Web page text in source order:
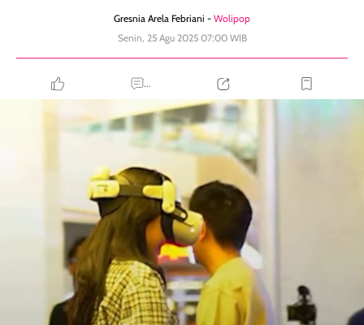
Gresnia Arela Febriani - Wolipop
Senin, 25 Agu 2025 07:00 WIB
...